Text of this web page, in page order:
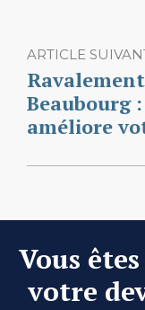
ARTICLE
Beaubourg
améliore
Vous
votre